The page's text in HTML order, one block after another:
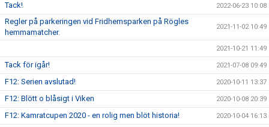
Tack! 2022-06-23 10:08
Regler på parkeringen vid Fridhemsparken på Rögles
hemmamatcher.
2021-11-02 10:49
2021-10-21 11:49
Tack för igår! 2021-07-08 09:49
F12: Serien avslutad! 2020-10-11 13:37
F12: Blött o blåsigt i Viken 2020-10-08 20:39
F12: Kamratcupen 2020 - en rolig men blöt historia! 2020-10-04 16:13